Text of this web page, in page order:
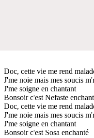
Doc, cette vie me rend
J'me noie mais mes soucis
J'me soigne en chantant
Bonsoir c'est Nefaste
Doc, cette vie me rend
J'me noie mais mes soucis
J'me soigne en chantant
Bonsoir c'est Sosa enchanté